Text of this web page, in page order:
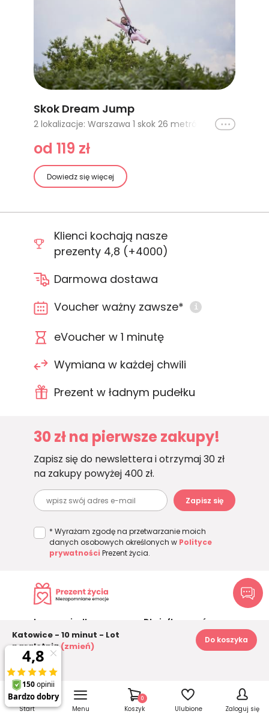
Katowice - 10 minut - Lot
paralotnią(zmień)
239 zł
Do koszyka
Skok Dream Jump
2 lokalizacje: Warszawa 1 skok 26 metrów, Warszawa 2 skoki 26 metrów - 2 osoby
Ikona
od 119 zł
Dowiedz się więcej
Klienci kochają nasze
prezenty 4,8 (+4000)
Darmowa dostawa
Voucher ważny zawsze*
i
eVoucher w 1 minutę
Wymiana w każdej chwili
Prezent w ładnym pudełku
30 zł na pierwsze zakupy!
Zapisz się do newslettera i otrzymaj 30 zł
na zakupy powyżej 400 zł.
Zapisz się
* Wyrażam zgodę na przetwarzanie moich
danych osobowych określonych w Polityce
prywatności Prezent życia.
Start Menu Koszyk
0
Ulubione Zaloguj się
Logowanie dla
partnerów
Klub prezentów
Życzenia urodzinowe
Jak wygląda prezent?
O nas
Klienci o Nas
Dla influencerów
Mapa serwisu
Polityka prywatności